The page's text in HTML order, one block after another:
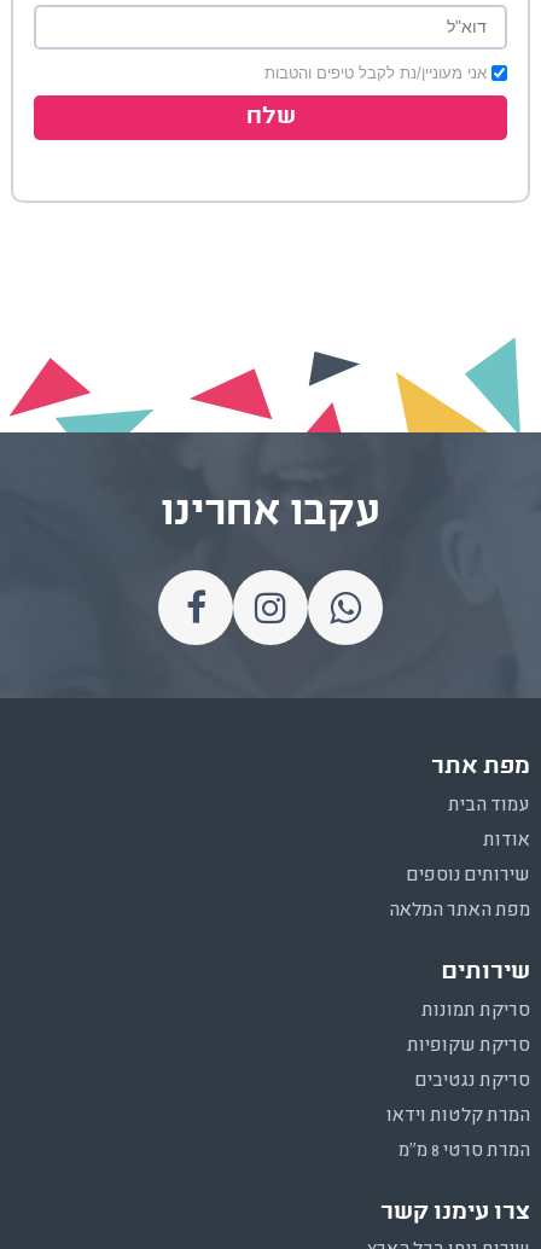
אני מעוניין/נת לקבל טיפים והטבות
שלח
עקבו אחרינו
מפת אתר
עמוד הבית
אודות
שירותים נוספים
מפת האתר המלאה
שירותים
סריקת תמונות
סריקת שקופיות
סריקת נגטיבים
המרת קלטות וידאו
המרת סרטי 8 מ"מ
צרו עימנו קשר